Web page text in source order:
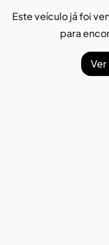
Este veículo já foi
para
Ver